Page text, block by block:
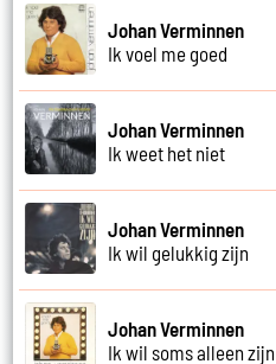
Johan Verminnen
Ik voel me goed
Johan Verminnen
Ik weet het niet
Johan Verminnen
Ik wil gelukkig zijn
Johan Verminnen
Ik wil soms alleen zijn